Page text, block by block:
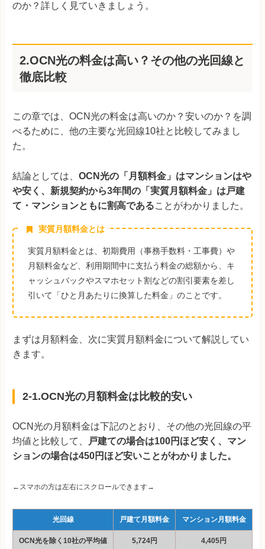
のか？詳しく見ていきましょう。
2.OCN光の料金は高い？その他の光回線と
徹底比較
この章では、OCN光の料金は高いのか？安いのか？を調
べるために、他の主要な光回線10社と比較してみまし
た。
結論としては、 OCN光の「月額料金」はマンションはや
や安く、新規契約から3年間の「実質月額料金」は戸建
て・マンションともに割高であることがわかりました。
実質月額料金とは
実質月額料金とは、初期費用（事務手数料・工事費）や
月額料金など、利用期間中に支払う料金の総額から、キ
ャッシュバックやスマホセット割などの割引要素を差し
引いて「ひと月あたりに換算した料金」のことです。
まずは月額料金、次に実質月額料金について解説してい
きます。
2-1.OCN光の月額料金は比較的安い
OCN光の月額料金は下記のとおり、その他の光回線の平
均値と比較して、
戸建ての場合は100円ほど安く、マン
ションの場合は450円ほど安いことがわかりました。
←スマホの方は左右にスクロールできます→
光回線 戸建て月額料金 マンション月額料金
OCN光を除く10社の平均値 5,724円 4,405円